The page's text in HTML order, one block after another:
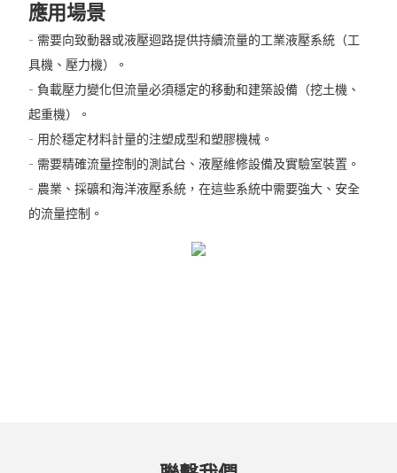
應用場景
- 需要向致動器或液壓迴路提供持續流量的工業液壓系統（工
具機、壓力機）。
- 負載壓力變化但流量必須穩定的移動和建築設備（挖土機、
起重機）。
- 用於穩定材料計量的注塑成型和塑膠機械。
- 需要精確流量控制的測試台、液壓維修設備及實驗室裝置。
- 農業、採礦和海洋液壓系統，在這些系統中需要強大、安全
的流量控制。